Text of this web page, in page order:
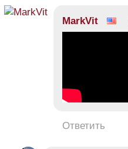
MarkVit
Ответить